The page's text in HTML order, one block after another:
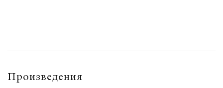
Произведения